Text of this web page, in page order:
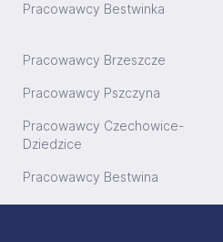
Pracowawcy Bestwinka
Pracowawcy Brzeszcze
Pracowawcy Pszczyna
Pracowawcy Czechowice-
Dziedzice
Pracowawcy Bestwina